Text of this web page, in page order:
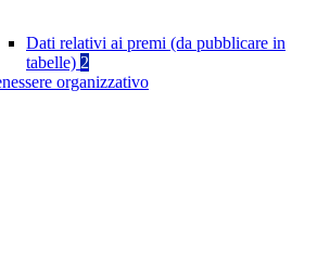
Dati relativi ai premi (da pubblicare in
tabelle) 2
organizzativo